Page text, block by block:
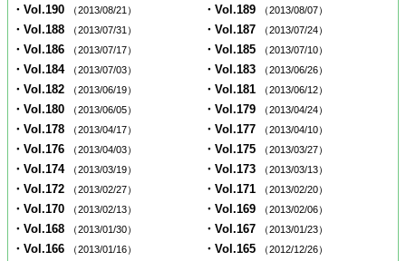
・Vol.190 （2013/08/21） ・Vol.189 （2013/08/07）
・Vol.188 （2013/07/31） ・Vol.187 （2013/07/24）
・Vol.186 （2013/07/17） ・Vol.185 （2013/07/10）
・Vol.184 （2013/07/03） ・Vol.183 （2013/06/26）
・Vol.182 （2013/06/19） ・Vol.181 （2013/06/12）
・Vol.180 （2013/06/05） ・Vol.179 （2013/04/24）
・Vol.178 （2013/04/17） ・Vol.177 （2013/04/10）
・Vol.176 （2013/04/03） ・Vol.175 （2013/03/27）
・Vol.174 （2013/03/19） ・Vol.173 （2013/03/13）
・Vol.172 （2013/02/27） ・Vol.171 （2013/02/20）
・Vol.170 （2013/02/13） ・Vol.169 （2013/02/06）
・Vol.168 （2013/01/30） ・Vol.167 （2013/01/23）
・Vol.166 （2013/01/16） ・Vol.165 （2012/12/26）